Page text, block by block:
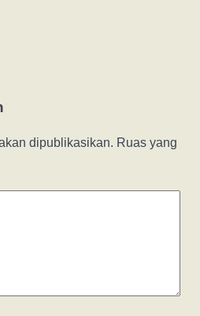
dipublikasikan. Ruas yang